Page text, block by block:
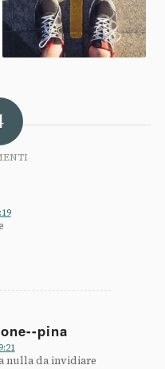
pina
nulla da invidiare